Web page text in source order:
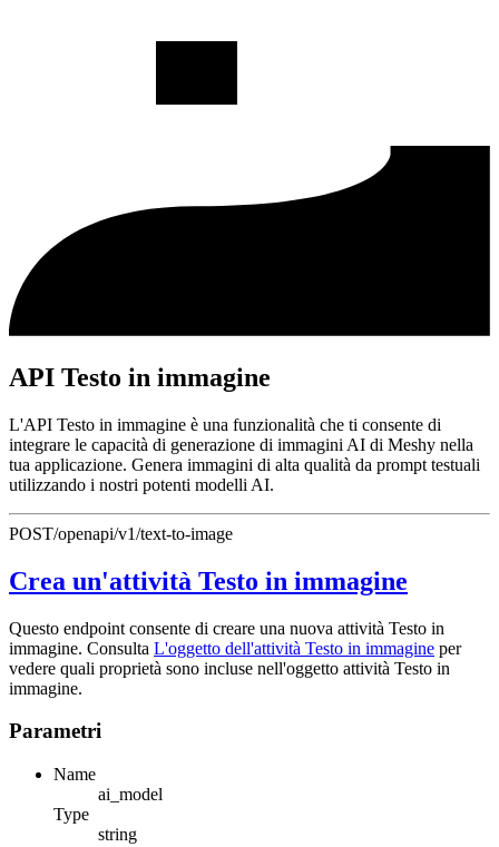
API Testo in immagine
L'API Testo in immagine è una funzionalità che ti consente di
integrare le capacità di generazione di immagini AI di Meshy nella
tua applicazione. Genera immagini di alta qualità da prompt testuali
utilizzando i nostri potenti modelli AI.
POST/openapi/v1/text-to-image
Crea un'attività Testo in immagine
Questo endpoint consente di creare una nuova attività Testo in
immagine. Consulta L'oggetto dell'attività Testo in immagine per
vedere quali proprietà sono incluse nell'oggetto attività Testo in
immagine.
Parametri
Name
ai_model
Type
string